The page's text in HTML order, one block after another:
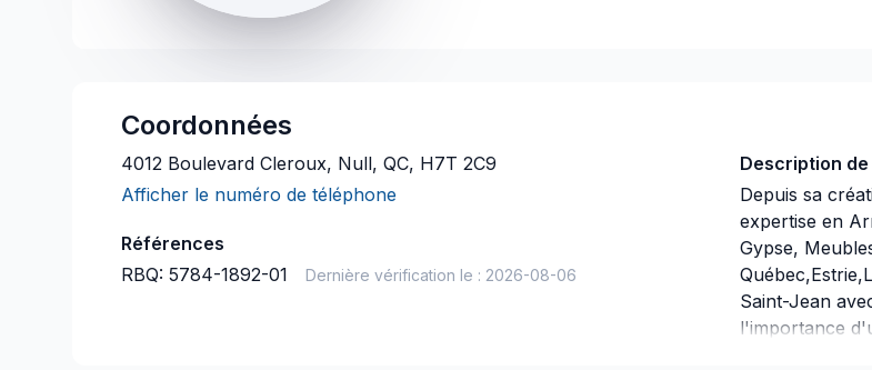
Coordonnées
4012 Boulevard Cleroux, Null, QC, H7T 2C9
Afficher le numéro de téléphone
Références
RBQ: 5784-1892-01 Dernière vérification le : 2026-08-06
Description
Depuis sa
expertise en
Gypse,
Saint-Jean
l'importance